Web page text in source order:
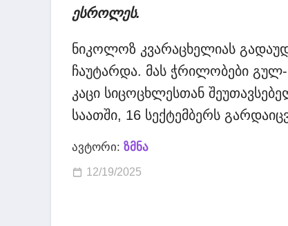
ესროლეს.
ნიკოლოზ კვარაცხელიას
ჩაუტარდა. მას ჭრილობები
კაცი სიცოცხლესთან
საათში, 16 სექტემბერს
ავტორი: ზმნა
12/19/2025